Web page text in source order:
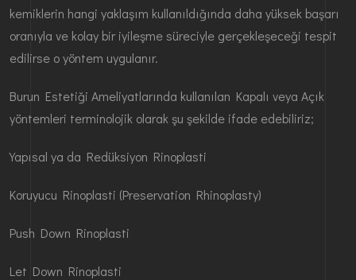
kemiklerin hangi yaklaşım kullanıldığında daha yüksek başarı
oranıyla ve kolay bir iyileşme süreciyle gerçekleşeceği tespit
edilirse o yöntem uygulanır.
Burun Estetiği Ameliyatlarında kullanılan Kapalı veya Açık
yöntemleri terminolojik olarak şu şekilde ifade edebiliriz;
Yapısal ya da Redüksiyon Rinoplasti
Koruyucu Rinoplasti (Preservation Rhinoplasty)
Push Down Rinoplasti
Let Down Rinoplasti